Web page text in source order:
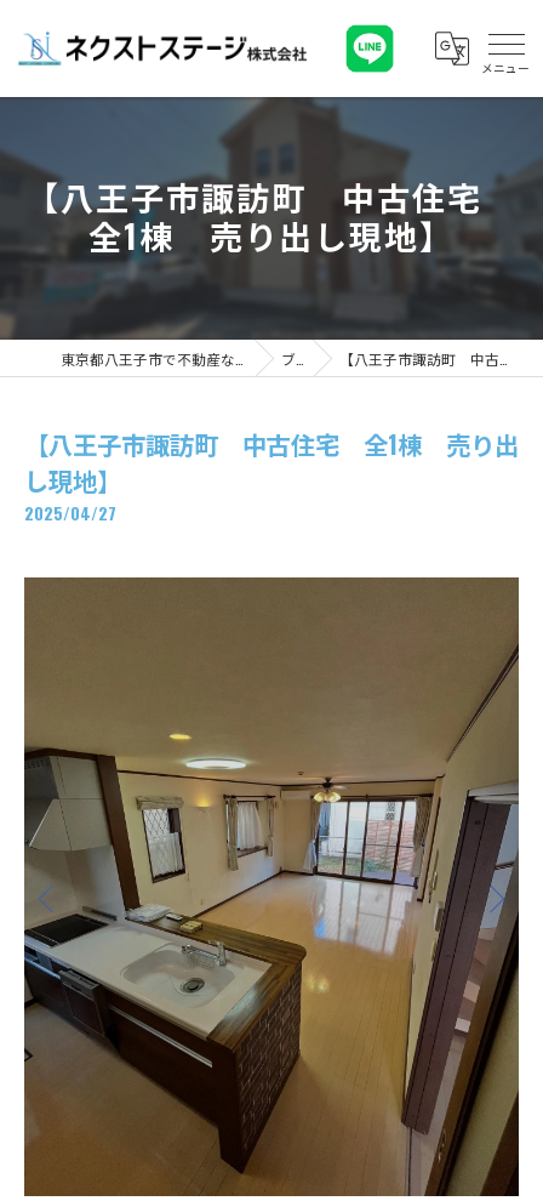
【八王子市諏訪町 中古住宅
全1棟 売り出し現地】
ブログ 【八王子市諏訪町 中古住宅 全1棟 売り出し現地】
【八王子市諏訪町 中古住宅 全1棟 売り出
し現地】
2025/04/27